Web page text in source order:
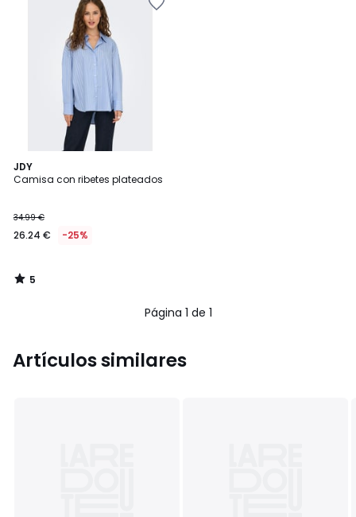
JDY
Camisa con ribetes plateados
34.99 €
26.24 € -25%
5
/
5
/
Página 1 de 1
Artículos similares